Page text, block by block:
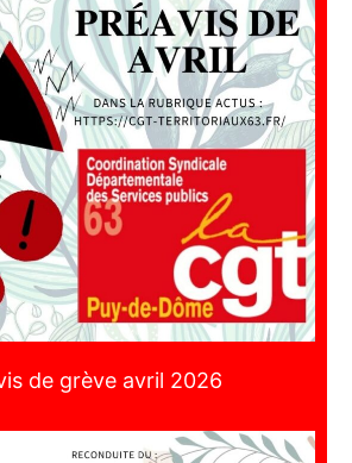
de grève avril 2026